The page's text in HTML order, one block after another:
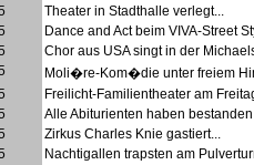
Theater in Stadthalle verlegt...
Dance and Act beim VIVA-Street
Chor aus USA singt in der
Moli�re-Kom�die unter freiem
Freilicht-Familientheater am
Alle Abiturienten haben
Zirkus Charles Knie gastiert...
Nachtigallen trapsten am